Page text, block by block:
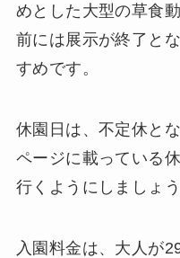
めとした大型の草食
前には展示が終了と
すめです。
休園日は、不定休と
ページに載っている
行くようにしましょう
入園料金は、大人が